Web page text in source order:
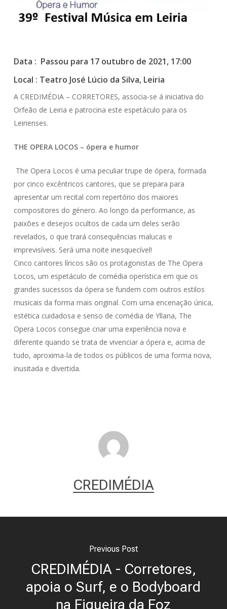
Data : Passou para 17 outubro de 2021, 17:00
Local : Teatro José Lúcio da Silva, Leiria
A CREDIMÉDIA – CORRETORES, associa-se á iniciativa do
Orfeão de Leiria e patrocina este espetáculo para os
Leirienses.
THE OPERA LOCOS – ópera e humor
The Opera Locos é uma peculiar trupe de ópera, formada
por cinco excêntricos cantores, que se prepara para
apresentar um recital com repertório dos maiores
compositores do género. Ao longo da performance, as
paixões e desejos ocultos de cada um deles serão
revelados, o que trará consequências malucas e
imprevisíveis. Será uma noite inesquecível!
Cinco cantores líricos são os protagonistas de The Opera
Locos, um espetáculo de comédia operística em que os
grandes sucessos da ópera se fundem com outros estilos
musicais da forma mais original. Com uma encenação única,
estética cuidadosa e senso de comédia de Yllana, The
Opera Locos consegue criar uma experiência nova e
diferente quando se trata de vivenciar a ópera e, acima de
tudo, aproxima-la de todos os públicos de uma forma nova,
inusitada e divertida.
CREDIMÉDIA
Previous Post
CREDIMÉDIA - Corretores,
apoia o Surf, e o Bodyboard
na Figueira da Foz